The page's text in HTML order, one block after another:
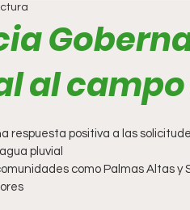
Literatura
Espectáculos Economía
al campo
respuesta positiva a las
pluvial
como Palmas Altas y